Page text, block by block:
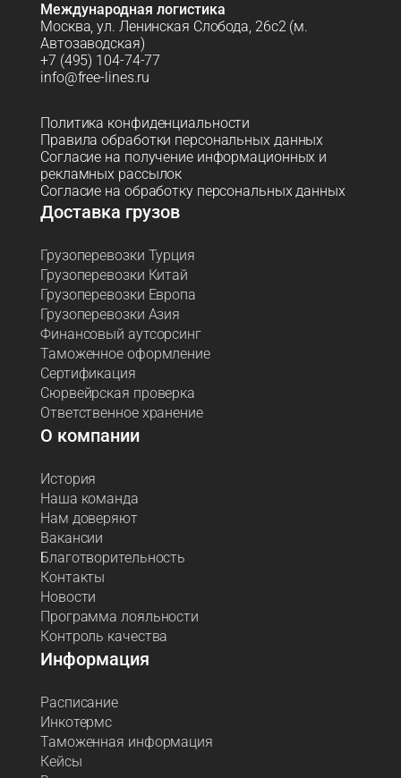
Международная логистика
Москва, ул. Ленинская Слобода, 26с2 (м.
Автозаводская)
+7 (495) 104-74-77
info@free-lines.ru
Политика конфиденциальности
Правила обработки персональных данных
Согласие на получение информационных и
рекламных рассылок
Согласие на обработку персональных данных
Доставка грузов
Грузоперевозки Турция
Грузоперевозки Китай
Грузоперевозки Европа
Грузоперевозки Азия
Финансовый аутсорсинг
Таможенное оформление
Сертификация
Сюрвейрская проверка
Ответственное хранение
О компании
История
Наша команда
Нам доверяют
Вакансии
Благотворительность
Контакты
Новости
Программа лояльности
Контроль качества
Информация
Расписание
Инкотермс
Таможенная информация
Кейсы